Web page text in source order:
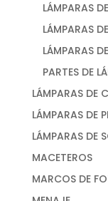
LÁMPARAS
LÁMPARAS
LÁMPARAS
PARTES DE
LÁMPARAS DE
LÁMPARAS DE
LÁMPARAS DE
MACETEROS
MARCOS DE